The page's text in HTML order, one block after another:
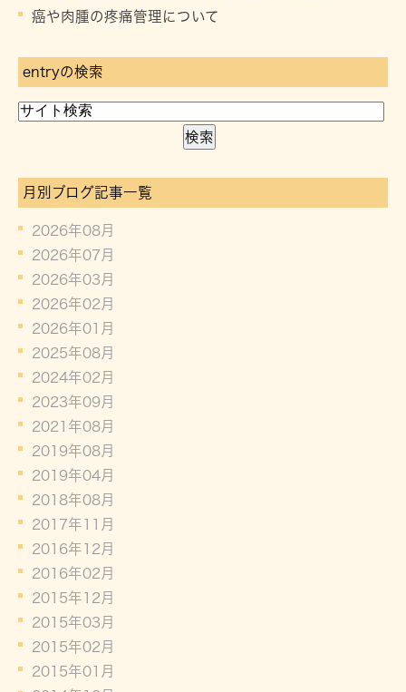
癌や肉腫の疼痛管理について
entryの検索
月別ブログ記事一覧
2026年08月
2026年07月
2026年03月
2026年02月
2026年01月
2025年08月
2024年02月
2023年09月
2021年08月
2019年08月
2019年04月
2018年08月
2017年11月
2016年12月
2016年02月
2015年12月
2015年03月
2015年02月
2015年01月